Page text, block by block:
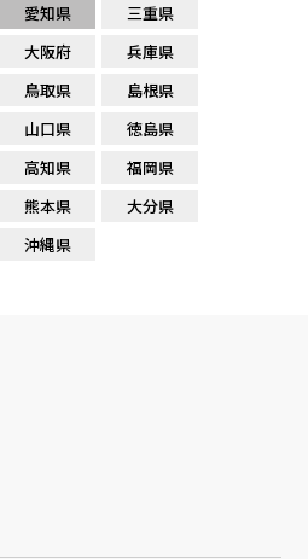
愛知県
三重県
大阪府
兵庫県
鳥取県
島根県
山口県
徳島県
高知県
福岡県
熊本県
大分県
沖縄県